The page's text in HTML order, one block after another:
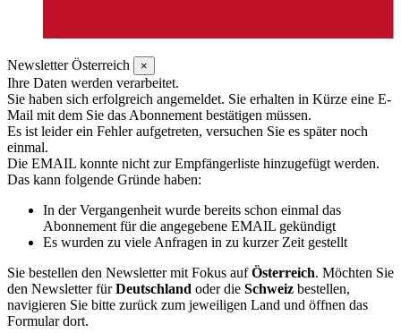
Newsletter Österreich ×
Ihre Daten werden verarbeitet.
Sie haben sich erfolgreich angemeldet. Sie erhalten in Kürze eine E-
Mail mit dem Sie das Abonnement bestätigen müssen.
Es ist leider ein Fehler aufgetreten, versuchen Sie es später noch
einmal.
Die EMAIL konnte nicht zur Empfängerliste hinzugefügt werden.
Das kann folgende Gründe haben:
In der Vergangenheit wurde bereits schon einmal das
Abonnement für die angegebene EMAIL gekündigt
Es wurden zu viele Anfragen in zu kurzer Zeit gestellt
Sie bestellen den Newsletter mit Fokus aufÖsterreich. Möchten Sie
den Newsletter fürDeutschland oder die Schweiz bestellen,
navigieren Sie bitte zurück zum jeweiligen Land und öffnen das
Formular dort.